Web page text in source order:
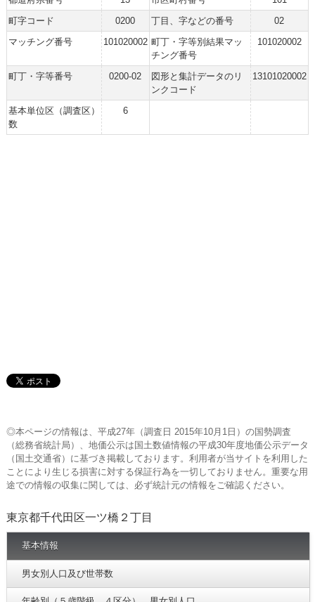
町字コード
0200 丁目、字などの番号
02
マッチング番号
101020002 町丁・字等別結果マッ
チング番号
101020002
町丁・字等番号 0200-02
図形と集計データのリ
ンクコード
13101020002
基本単位区（調査区）
数
6
◎本ページの情報は、平成27年（調査日 2015年10月1日）の国勢調査
（総務省統計局）、地価公示は国土数値情報の平成30年度地価公示データ
（国土交通省）に基づき掲載しております。利用者が当サイトを利用した
ことにより生じる損害に対する保証行為を一切しておりません。重要な用
途での情報の収集に関しては、必ず統計元の情報をご確認ください。
東京都千代田区一ツ橋２丁目
基本情報
男女別人口及び世帯数